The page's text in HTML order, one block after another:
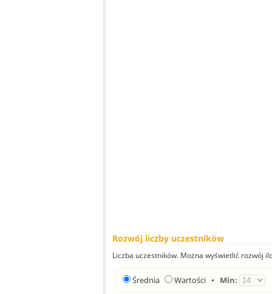
Rozwój liczby uczestników
Liczba uczestników. Można wyświetlić rozwój
Średnia Wartości • Min: